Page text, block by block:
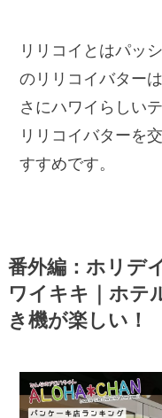
リリコイとはパッ
のリリコイバター
さにハワイらしい
リリコイバターを
すすめです。
番外編：ホリデ
ワイキキ｜ホテ
き機が楽しい！